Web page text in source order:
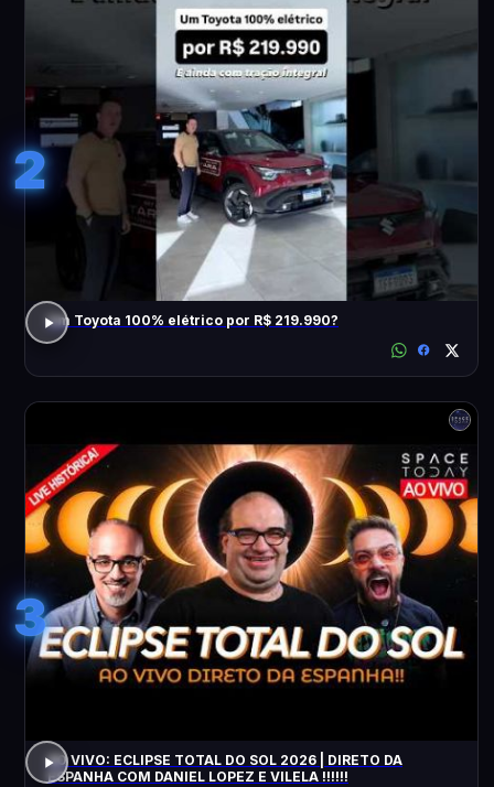
2
Um Toyota 100% elétrico por R$ 219.990?
3
AO VIVO: ECLIPSE TOTAL DO SOL 2026 | DIRETO DA
ESPANHA COM DANIEL LOPEZ E VILELA !!!!!!